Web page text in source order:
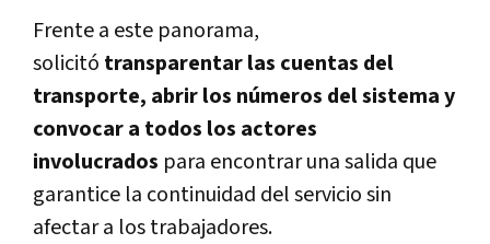
Frente a este panorama,
solicitó transparentar las cuentas del
transporte, abrir los números del sistema y
convocar a todos los actores
involucrados para encontrar una salida que
garantice la continuidad del servicio sin
afectar a los trabajadores.